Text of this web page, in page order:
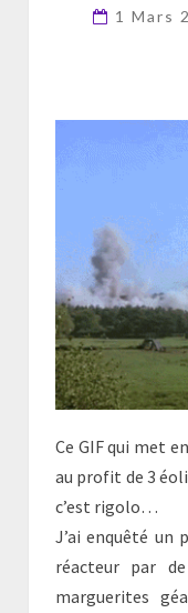
1 Mars
Ce GIF qui met
au profit de 3
c’est rigolo…
J’ai enquêté un
réacteur par
marguerites